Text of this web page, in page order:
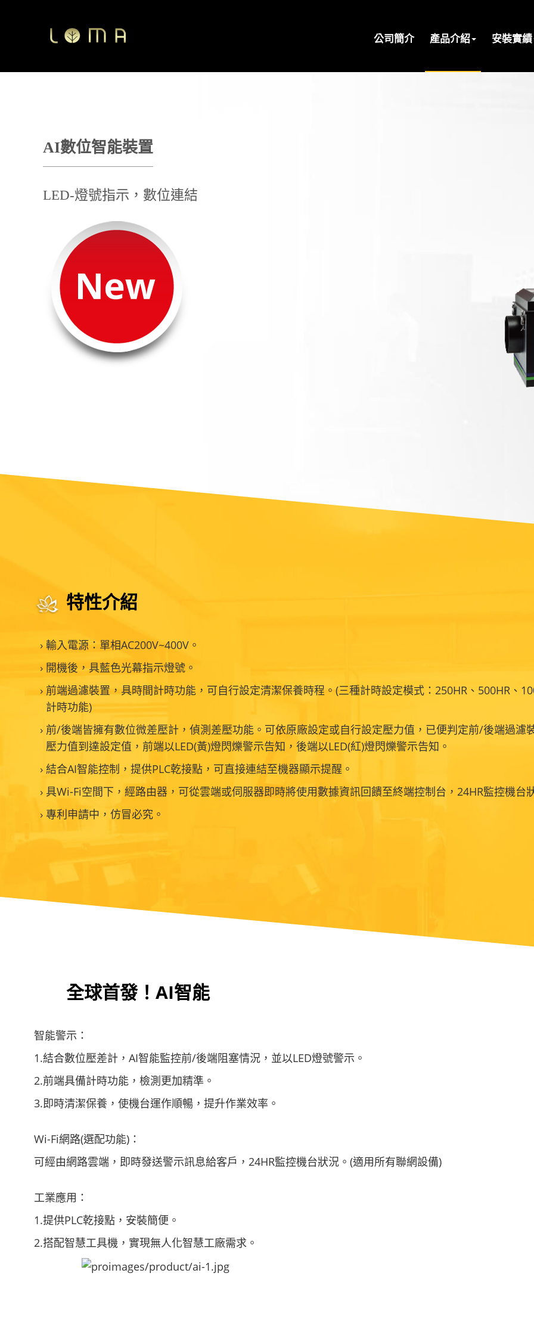
公司簡介 產品介紹 安裝實績
AI數位智能裝置
LED-燈號指示，數位連結
特性介紹
輸入電源：單相AC200V~400V。
開機後，具藍色光幕指示燈號。
前端過濾裝置，具時間計時功能，可自行設定清潔保養時程。(三種計時設定模式：250HR、500HR、
計時功能)
前/後端皆擁有數位微差壓計，偵測差壓功能。可依原廠設定或自行設定壓力值，已便判定前/後端過濾
壓力值到達設定值，前端以LED(黃)燈閃爍警示告知，後端以LED(紅)燈閃爍警示告知。
結合AI智能控制，提供PLC乾接點，可直接連結至機器顯示提醒。
具Wi-Fi空間下，經路由器，可從雲端或伺服器即時將使用數據資訊回饋至終端控制台，24HR監控機台
專利申請中，仿冒必究。
全球首發！AI智能
智能警示：
1.結合數位壓差計，AI智能監控前/後端阻塞情況，並以LED燈號警示。
2.前端具備計時功能，檢測更加精準。
3.即時清潔保養，使機台運作順暢，提升作業效率。
Wi-Fi網路(選配功能)：
可經由網路雲端，即時發送警示訊息給客戶，24HR監控機台狀況。(適用所有聯網設備)
工業應用：
1.提供PLC乾接點，安裝簡便。
2.搭配智慧工具機，實現無人化智慧工廠需求。